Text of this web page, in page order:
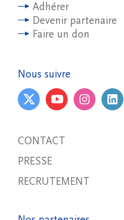
Adhérer
Devenir partenaire
Faire un don
Nous suivre
CONTACT
PRESSE
RECRUTEMENT